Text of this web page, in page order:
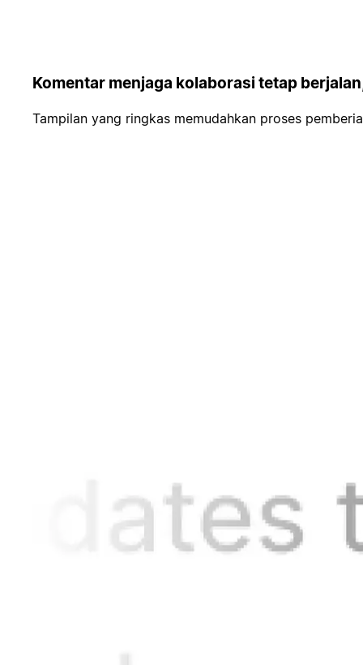
Komentar menjaga kolaborasi tetap
Tampilan yang ringkas memudahkan proses